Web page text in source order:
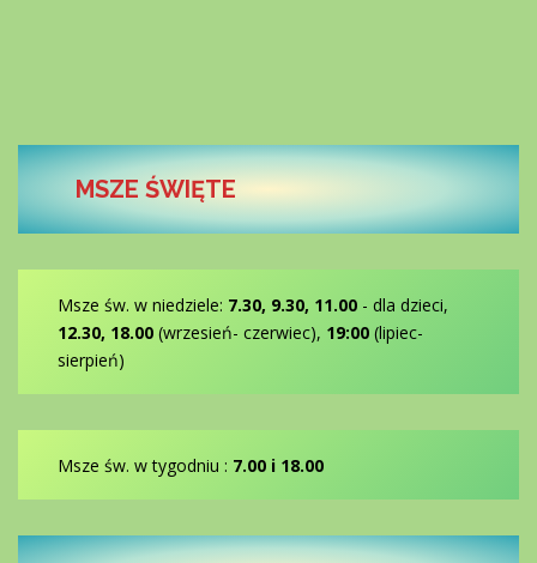
MSZE ŚWIĘTE
Msze św. w niedziele: 7.30, 9.30, 11.00 - dla dzieci,
12.30, 18.00 (wrzesień- czerwiec), 19:00(lipiec-
sierpień)
Msze św. w tygodniu : 7.00 i 18.00